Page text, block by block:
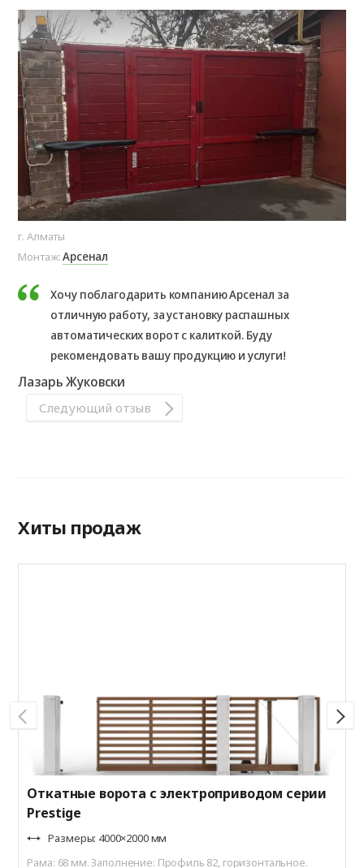
г. Алматы
Монтаж:Арсенал
Хочу поблагодарить компанию Арсенал за
отличную работу, за установку распашных
автоматических ворот с калиткой. Буду
рекомендовать вашу продукцию и услуги!
Лазарь Жуковски
Следующий отзыв
Хиты продаж
Откатные ворота с электроприводом серии
Prestige
Размеры: 4000×2000 мм
Рама: 68 мм. Заполнение: Профиль 82, горизонтальное.